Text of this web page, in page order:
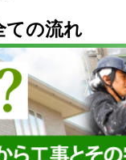
ての流れ